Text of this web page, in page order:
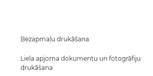
Bezapmaļu drukāšana
Liela apjoma dokumentu un fotogrāfiju
drukāšana